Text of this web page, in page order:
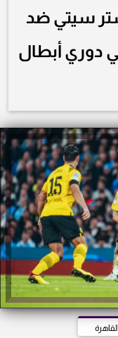
سيتي ضد
دورتموند (0-0) في دوري أبطال